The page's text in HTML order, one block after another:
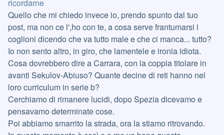
ricordarne
Quello che mi chiedo invece io, prendo spunto dal tuo
post, ma non ce l',ho con te, a cosa serve frantumarsi i
coglioni dicendo che va tutto male e che ci manca... tutto?
Io non sento altro, in giro, che lamentele e ironia idiota.
Cosa dovrebbero dire a Carrara, con la coppia titolare in
avanti Sekulov-Abiuso? Quante decine di reti hanno nel
loro curriculum in serie b?
Cerchiamo di rimanere lucidi, dopo Spezia dicevamo e
pensavamo determinate cose.
Poi abbiamo smarrito la strada, ora la stiamo ritrovando.